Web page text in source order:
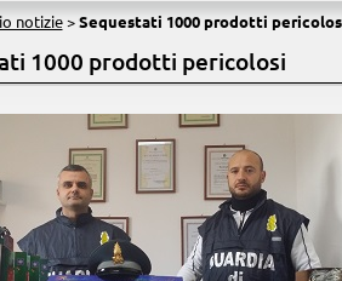
notizie> Sequestati 1000 prodotti
1000 prodotti pericolosi